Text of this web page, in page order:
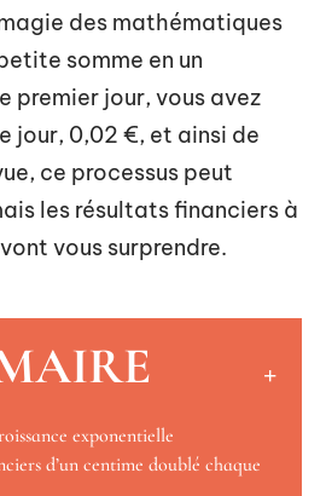
des mathématiques
somme en un
premier jour, vous avez
jour, 0,02 €, et ainsi de
ce processus peut
les résultats financiers à
vous surprendre.
exponentielle
d’un centime doublé chaque